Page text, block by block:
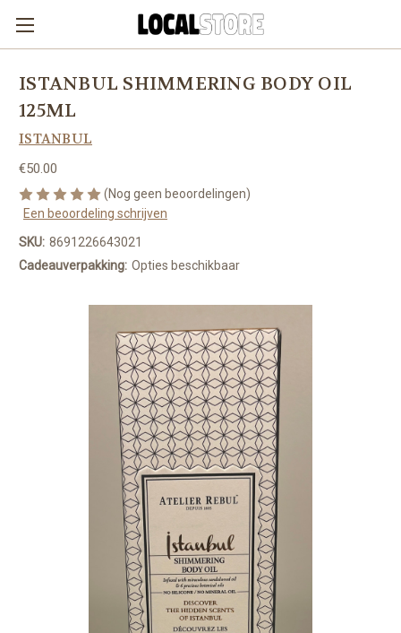
ISTANBUL SHIMMERING BODY OIL
125ML
ISTANBUL
€50.00
(Nog geen beoordelingen)
Een beoordeling schrijven
SKU: 8691226643021
Cadeauverpakking: Opties beschikbaar